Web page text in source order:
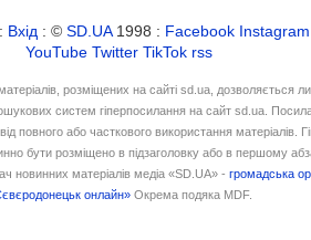
: Вхід : ©SD.UA1998 : Facebook Instagram
YouTube Twitter TikTok rss
розміщених на сайті sd.ua, дозволяється
систем гіперпосилання на сайт sd.ua.
повного або часткового використання матеріалів.
бути розміщено в підзаголовку або в першому
новинних матеріалів медіа «SD.UA» -громадська
онлайн» Окрема подяка MDF.